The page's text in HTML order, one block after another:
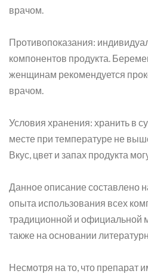
врачом.
Противопоказания:
компонентов продукта.
женщинам рекомендуется
врачом.
Условия хранения: хранить в
месте при температуре не
Вкус, цвет и запах продукта
Данное описание составлено
опыта использования всех
традиционной и официальной
также на основании
Несмотря на то, что препарат